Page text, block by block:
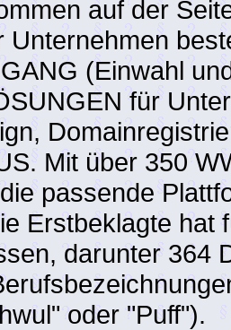
auf der
Unternehmen
(Einwahl
für
Mit über 350
passende
Erstbeklagte hat
darunter 364
oder "Puff").